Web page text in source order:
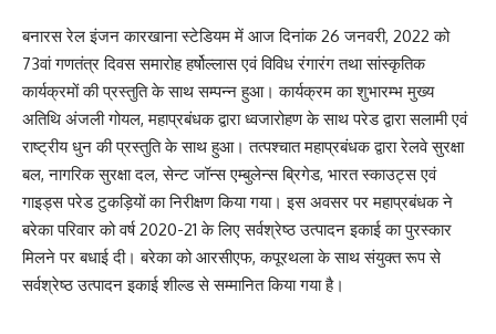
बनारस रेल इंजन कारखाना स्टेडियम में आज दिनांक 26 जनवरी, 2022 को
73वां गणतंत्र दिवस समारोह हर्षोल्लास एवं विविध रंगारंग तथा सांस्कृतिक
कार्यक्रमों की प्रस्तुति के साथ सम्पन्न हुआ। कार्यक्रम का शुभारम्भ मुख्य
अतिथि अंजली गोयल, महाप्रबंधक द्वारा ध्वजारोहण के साथ परेड द्वारा सलामी एवं
राष्ट्रीय धुन की प्रस्तुति के साथ हुआ। तत्पश्चात महाप्रबंधक द्वारा रेलवे सुरक्षा
बल, नागरिक सुरक्षा दल, सेन्ट जॉन्स एम्बुलेन्स ब्रिगेड, भारत स्काउट्स एवं
गाइड्स परेड टुकड़ियों का निरीक्षण किया गया। इस अवसर पर महाप्रबंधक ने
बरेका परिवार को वर्ष 2020-21 के लिए सर्वश्रेष्ठ उत्पादन इकाई का पुरस्कार
मिलने पर बधाई दी। बरेका को आरसीएफ, कपूरथला के साथ संयुक्त रूप से
सर्वश्रेष्ठ उत्पादन इकाई शील्ड से सम्मानित किया गया है।